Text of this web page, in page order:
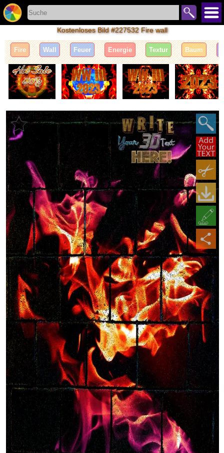
Kostenloses Bild #227532 Fire wall
Fire Wall Feuer Energie Textur Baum